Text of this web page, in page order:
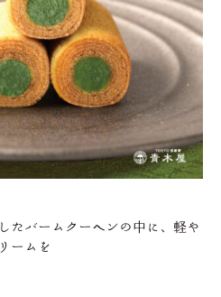
バームクーヘンの中に、軽や
ームを